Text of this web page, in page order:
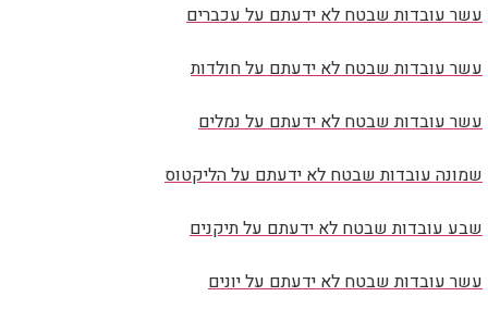
עשר עובדות שבטח לא ידעתם על עכברים
עשר עובדות שבטח לא ידעתם על חולדות
עשר עובדות שבטח לא ידעתם על נמלים
שמונה עובדות שבטח לא ידעתם על הליקטוס
שבע עובדות שבטח לא ידעתם על תיקנים
עשר עובדות שבטח לא ידעתם על יונים